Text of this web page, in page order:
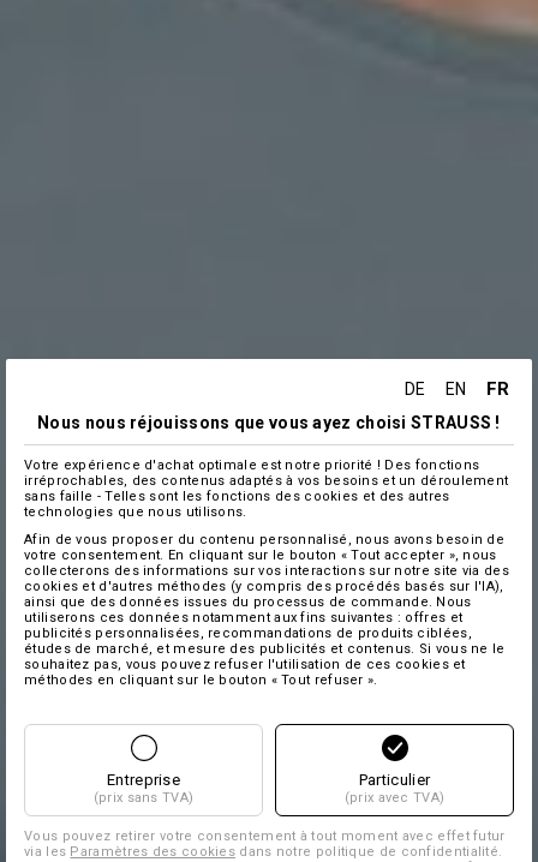
DE EN FR
Nous nous réjouissons que vous ayez choisi STRAUSS !
Votre expérience d'achat optimale est notre priorité ! Des fonctions
irréprochables, des contenus adaptés à vos besoins et un déroulement
sans faille - Telles sont les fonctions des cookies et des autres
technologies que nous utilisons.
Afin de vous proposer du contenu personnalisé, nous avons besoin de
votre consentement. En cliquant sur le bouton « Tout accepter », nous
collecterons des informations sur vos interactions sur notre site via des
cookies et d'autres méthodes (y compris des procédés basés sur l'IA),
ainsi que des données issues du processus de commande. Nous
utiliserons ces données notamment aux fins suivantes : offres et
publicités personnalisées, recommandations de produits ciblées,
études de marché, et mesure des publicités et contenus. Si vous ne le
souhaitez pas, vous pouvez refuser l'utilisation de ces cookies et
méthodes en cliquant sur le bouton « Tout refuser ».
Entreprise
(prix sans TVA)
Particulier
(prix avec TVA)
Vous pouvez retirer votre consentement à tout moment avec effet futur
via les Paramètres des cookies dans notre politique de confidentialité.